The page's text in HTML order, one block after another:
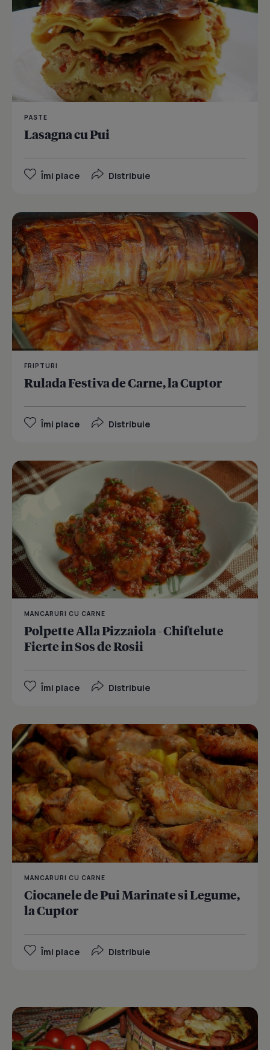
PASTE
Lasagna cu Pui
Îmi place Distribuie
FRIPTURI
Rulada Festiva de Carne, la Cuptor
Îmi place Distribuie
MANCARURI CU CARNE
Polpette Alla Pizzaiola - Chiftelute
Fierte in Sos de Rosii
Îmi place Distribuie
MANCARURI CU CARNE
Ciocanele de Pui Marinate si Legume,
la Cuptor
Îmi place Distribuie